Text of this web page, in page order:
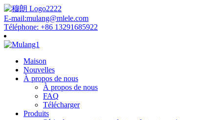
E-mail:mulang@mlele.com
Téléphone: +86 13291685922
Maison
Nouvelles
À propos de nous
À propos de nous
FAQ
Télécharger
Produits